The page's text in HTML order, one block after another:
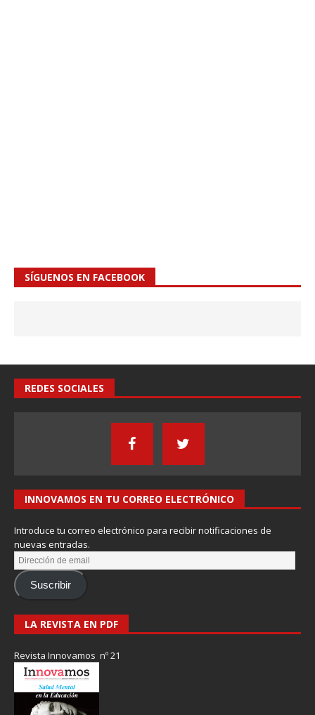
SÍGUENOS EN FACEBOOK
REDES SOCIALES
INNOVAMOS EN TU CORREO ELECTRÓNICO
Introduce tu correo electrónico para recibir notificaciones de
nuevas entradas.
Suscribir
LA REVISTA EN PDF
Revista Innovamos nº 21